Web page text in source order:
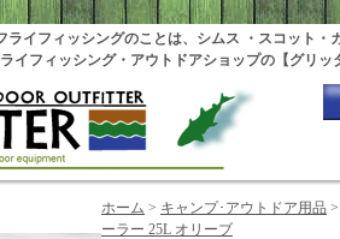
ライフィッシングのことは、シムス ・スコット・
イフィッシング・アウトドアショップの【グリッ
ホーム > キャンプ･アウトドア用品
ーラー 25L オリーブ